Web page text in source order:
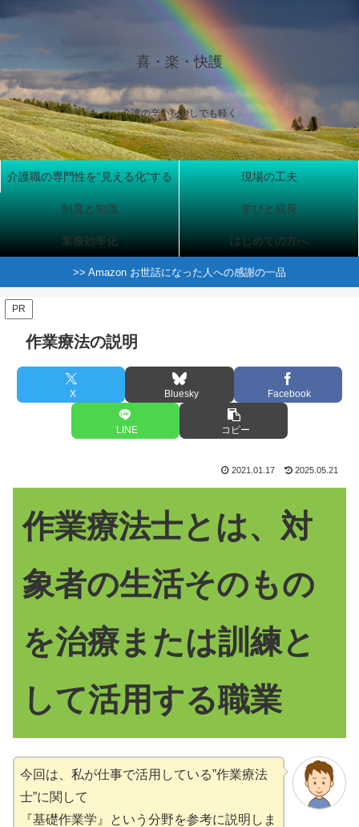
喜・楽・快護
介護の辛いを少しでも軽く
介護職の専門性を“見える化”する 現場の工夫
制度と知識 学びと成長
業務効率化 はじめての方へ
>> Amazon お世話になった人への感謝の一品
PR
作業療法の説明
X Bluesky Facebook
LINE コピー
2021.01.17 2025.05.21
作業療法士とは、対
象者の生活そのもの
を治療または訓練と
して活用する職業
今回は、私が仕事で活用している”作業療法
士”に関して
『基礎作業学』という分野を参考に説明しま